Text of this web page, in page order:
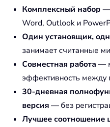
Комплексный набор —
Word, Outlook и
Один установщик,
занимает считанные
Совместная работа —
эффективность между
30-дневная
версия — без
Лучшее соотношение